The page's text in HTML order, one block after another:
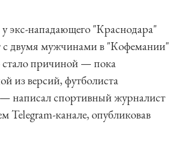
экс-нападающего "Краснодара"
с двумя мужчинами в "Кофемании"
причиной — пока
из версий, футболиста
написал спортивный журналист
Telegram-канале, опубликовав